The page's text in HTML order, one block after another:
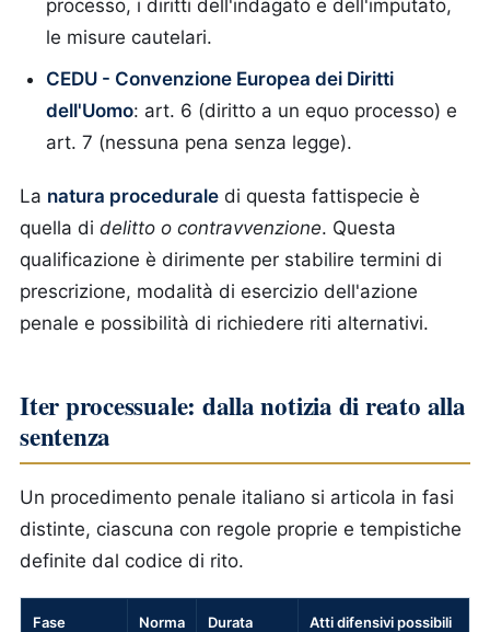
processo, i diritti dell'indagato e dell'imputato,
le misure cautelari.
CEDU - Convenzione Europea dei Diritti
dell'Uomo: art. 6 (diritto a un equo processo) e
art. 7 (nessuna pena senza legge).
La natura procedurale di questa fattispecie è
quella di delitto o contravvenzione. Questa
qualificazione è dirimente per stabilire termini di
prescrizione, modalità di esercizio dell'azione
penale e possibilità di richiedere riti alternativi.
Iter processuale: dalla notizia di reato alla
sentenza
Un procedimento penale italiano si articola in fasi
distinte, ciascuna con regole proprie e tempistiche
definite dal codice di rito.
Fase Norma
Durata
Atti difensivi possibili